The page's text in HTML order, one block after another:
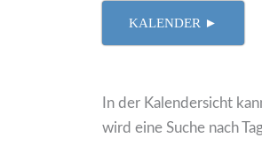
KALENDER ►
In der Kalendersicht
wird eine Suche nach